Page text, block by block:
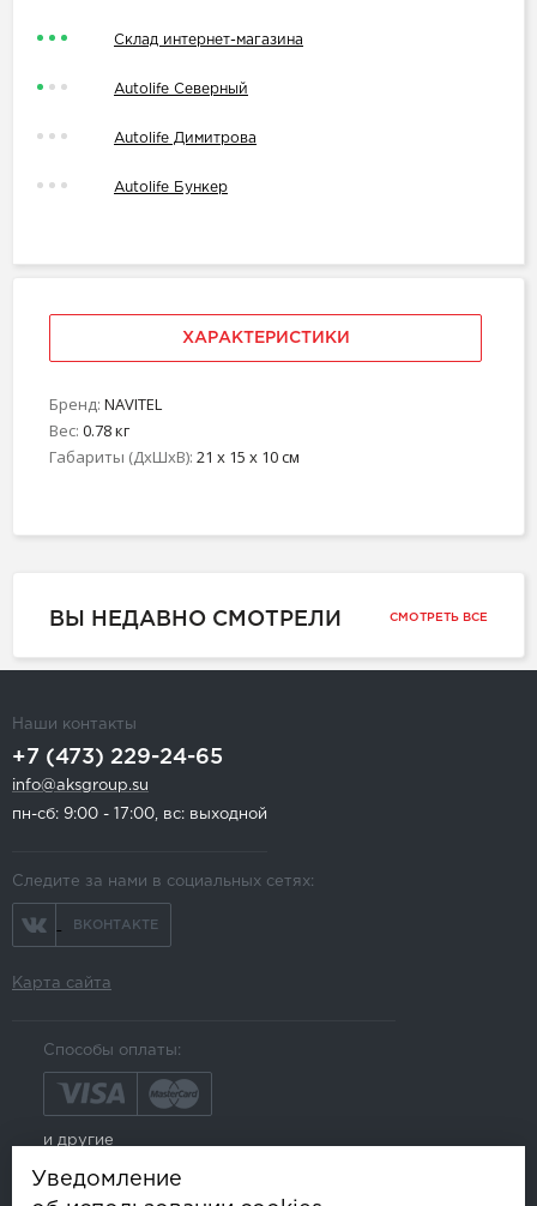
Склад интернет-магазина
Autolife Северный
Autolife Димитрова
Autolife Бункер
ХАРАКТЕРИСТИКИ
Бренд: NAVITEL
Вес: 0.78 кг
Габариты (ДхШхВ): 21 x 15 x 10 см
ВЫ НЕДАВНО СМОТРЕЛИ СМОТРЕТЬ ВСЕ
Наши контакты
+7 (473) 229-24-65
info@aksgroup.su
пн-сб: 9:00 - 17:00, вс: выходной
Следите за нами в социальных сетях:
ВКОНТАКТЕ
Карта сайта
Способы оплаты:
и другие
Уведомление